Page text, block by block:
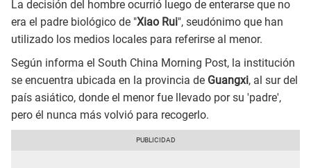
La decisión del hombre ocurrió luego de enterarse que no
era el padre biológico de "Xiao Rui", seudónimo que han
utilizado los medios locales para referirse al menor.
Según informa el South China Morning Post, la institución
se encuentra ubicada en la provincia de Guangxi, al sur del
país asiático, donde el menor fue llevado por su 'padre',
pero él nunca más volvió para recogerlo.